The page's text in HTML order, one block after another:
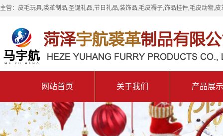
主营：皮毛玩具,裘革制品,圣诞礼品,节日礼品,装饰品,毛皮褥子,饰品挂件,毛皮动物,
网站首页 关于我们 产品展示